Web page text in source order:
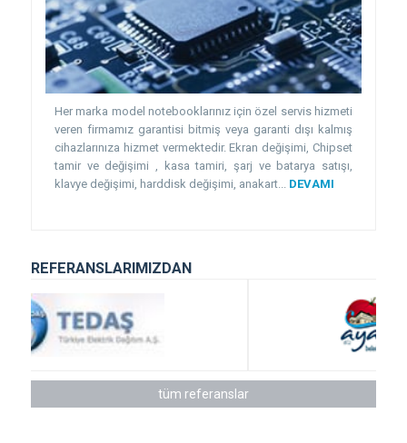
Her marka model notebooklarınız için özel servis hizmeti
veren firmamız garantisi bitmiş veya garanti dışı kalmış
cihazlarınıza hizmet vermektedir. Ekran değişimi, Chipset
tamir ve değişimi , kasa tamiri, şarj ve batarya satışı,
klavye değişimi, harddisk değişimi, anakart... DEVAMI
REFERANSLARIMIZDAN
tüm referanslar